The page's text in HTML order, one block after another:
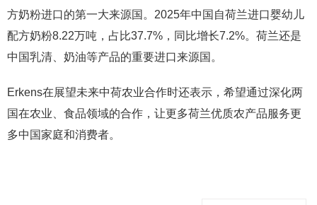
方奶粉进口的第一大来源国。2025年中国自荷兰进口婴幼儿
配方奶粉8.22万吨，占比37.7%，同比增长7.2%。荷兰还是
中国乳清、奶油等产品的重要进口来源国。
Erkens在展望未来中荷农业合作时还表示，希望通过深化两
国在农业、食品领域的合作，让更多荷兰优质农产品服务更
多中国家庭和消费者。